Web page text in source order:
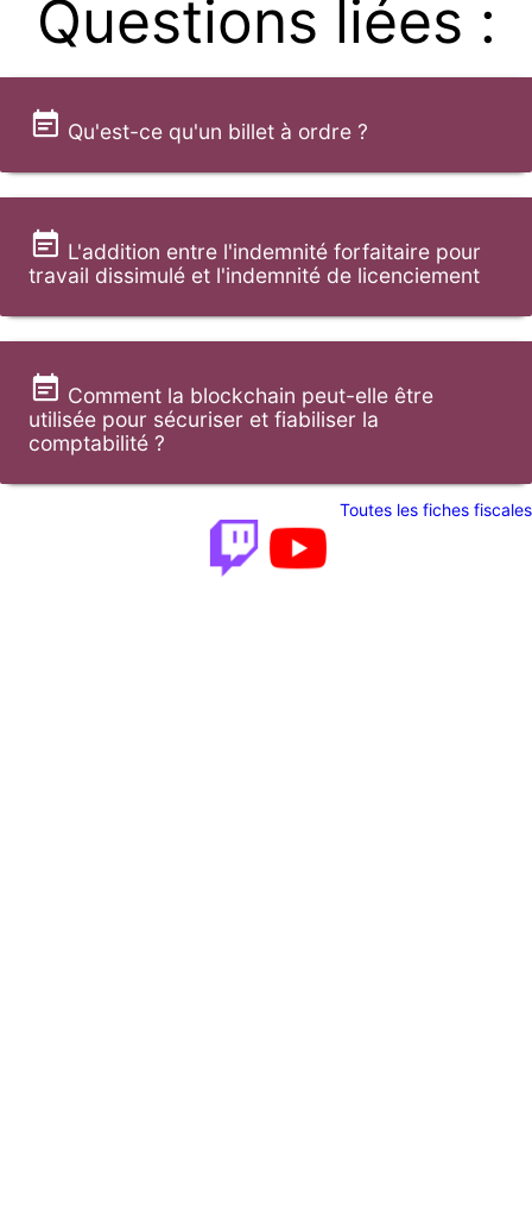
Questions liées :
Qu'est-ce qu'un billet à ordre ?
L'addition entre l'indemnité forfaitaire pour
travail dissimulé et l'indemnité de licenciement
Comment la blockchain peut-elle être
utilisée pour sécuriser et fiabiliser la
comptabilité ?
Toutes les fiches fiscales